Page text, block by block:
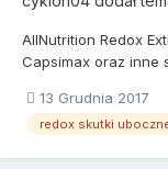
AllNutrition Redox
Capsimax oraz inne
zredukować tkankę
sylwetki w stylu fit.
13 Grudnia 2017
redox skutki